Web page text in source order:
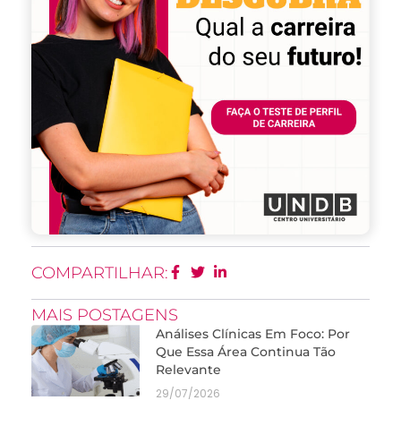
COMPARTILHAR:
MAIS POSTAGENS
Análises Clínicas Em Foco: Por
Que Essa Área Continua Tão
Relevante
29/07/2026